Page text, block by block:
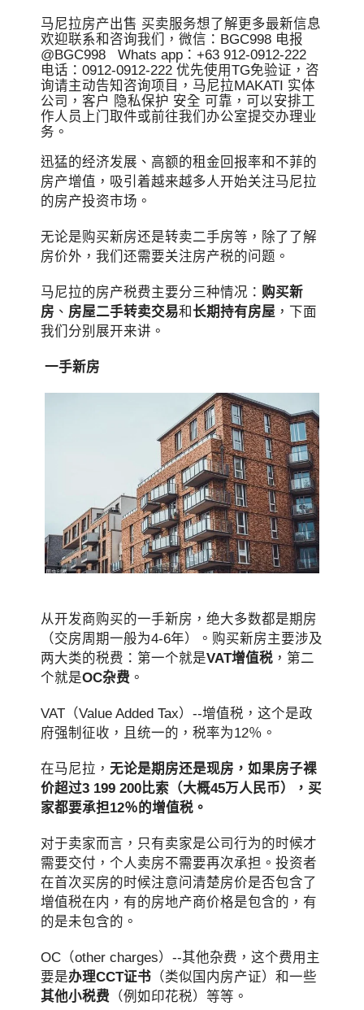
马尼拉房产出售 买卖服务想了解更多最新信息
欢迎联系和咨询我们，微信：BGC998 电报
@BGC998 Whats app：+63 912-0912-222
电话：0912-0912-222 优先使用TG免验证，咨
询请主动告知咨询项目，马尼拉MAKATI 实体
公司，客户 隐私保护 安全 可靠，可以安排工
作人员上门取件或前往我们办公室提交办理业
务。
迅猛的经济发展、高额的租金回报率和不菲的
房产增值，吸引着越来越多人开始关注马尼拉
的房产投资市场。
无论是购买新房还是转卖二手房等，除了了解
房价外，我们还需要关注房产税的问题。
马尼拉的房产税费主要分三种情况： 购买新
房 、 房屋二手转卖交易和 长期持有房屋 ，下面
我们分别展开来讲。
一手新房
从开发商购买的一手新房，绝大多数都是期房
（交房周期一般为4-6年）。购买新房主要涉及
两大类的税费：第一个就是VAT增值税 ，第二
个就是OC杂费 。
VAT（Value Added Tax）--增值税，这个是政
府强制征收，且统一的，税率为12％。
在马尼拉，无论是期房还是现房，如果房子裸
价超过3 199 200比索（大概45万人民币），买
家都要承担12％的增值税。
对于卖家而言，只有卖家是公司行为的时候才
需要交付，个人卖房不需要再次承担。投资者
在首次买房的时候注意问清楚房价是否包含了
增值税在内，有的房地产商价格是包含的，有
的是未包含的。
OC（other charges）--其他杂费，这个费用主
要是办理CCT证书 （类似国内房产证）和一些
其他小税费 （例如印花税）等等。